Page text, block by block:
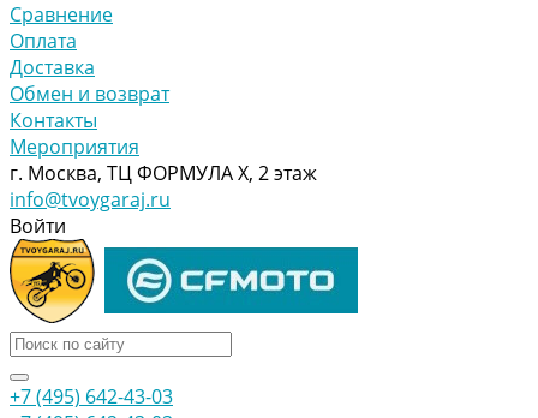
Сравнение
Оплата
Доставка
Обмен и возврат
Контакты
Мероприятия
г. Москва, ТЦ ФОРМУЛА Х, 2 этаж
info@tvoygaraj.ru
Войти
+7 (495) 642-43-03